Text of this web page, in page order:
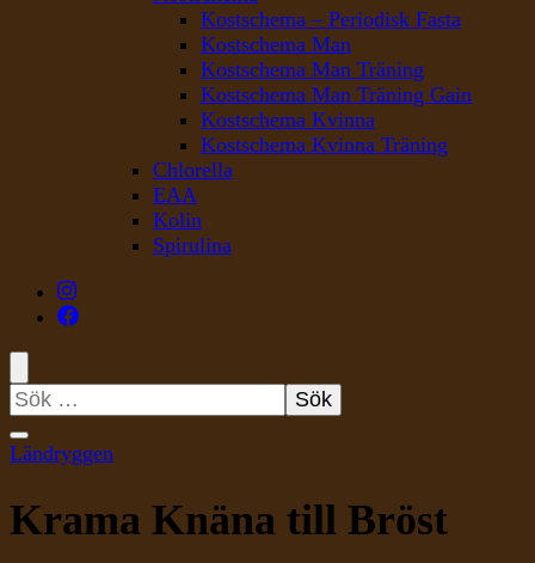
Kostschema – Periodisk Fasta
Kostschema Man
Kostschema Man Träning
Kostschema Man Träning Gain
Kostschema Kvinna
Kostschema Kvinna Träning
Chlorella
EAA
Kolin
Spirulina
Sök
efter:
Ländryggen
Krama Knäna till Bröst